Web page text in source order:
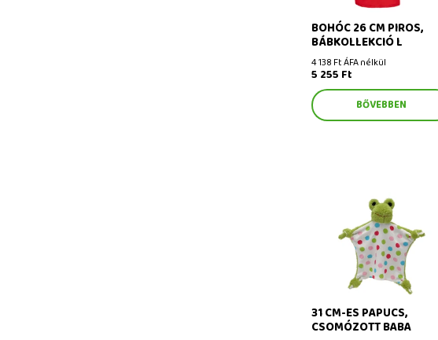
BOHÓC 26 CM PIROS,
BÁBKOLLEKCIÓ L
4 138 Ft ÁFA nélkül
5 255 Ft
BŐVEBBEN
31 cm-es papucs, csomózott
31 CM-ES PAPUCS,
CSOMÓZOTT BABA